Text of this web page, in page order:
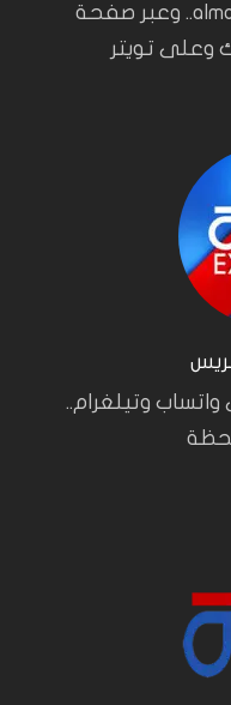
almasalahsources@gmail.com.. وعبر صفحة
وعلى تويتر
وتيلغرام..